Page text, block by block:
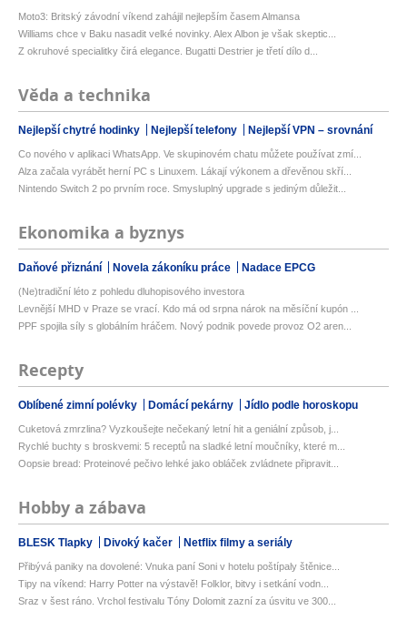
Moto3: Britský závodní víkend zahájil nejlepším časem Almansa
Williams chce v Baku nasadit velké novinky. Alex Albon je však skeptic...
Z okruhové specialitky čirá elegance. Bugatti Destrier je třetí dílo d...
Věda a technika
Nejlepší chytré hodinky Nejlepší telefony Nejlepší VPN – srovnání
Co nového v aplikaci WhatsApp. Ve skupinovém chatu můžete používat zmí...
Alza začala vyrábět herní PC s Linuxem. Lákají výkonem a dřevěnou skří...
Nintendo Switch 2 po prvním roce. Smysluplný upgrade s jediným důležit...
Ekonomika a byznys
Daňové přiznání Novela zákoníku práce Nadace EPCG
(Ne)tradiční léto z pohledu dluhopisového investora
Levnější MHD v Praze se vrací. Kdo má od srpna nárok na měsíční kupón ...
PPF spojila síly s globálním hráčem. Nový podnik povede provoz O2 aren...
Recepty
Oblíbené zimní polévky Domácí pekárny Jídlo podle horoskopu
Cuketová zmrzlina? Vyzkoušejte nečekaný letní hit a geniální způsob, j...
Rychlé buchty s broskvemi: 5 receptů na sladké letní moučníky, které m...
Oopsie bread: Proteinové pečivo lehké jako obláček zvládnete připravit...
Hobby a zábava
BLESK Tlapky Divoký kačer Netflix filmy a seriály
Přibývá paniky na dovolené: Vnuka paní Soni v hotelu poštípaly štěnice...
Tipy na víkend: Harry Potter na výstavě! Folklor, bitvy i setkání vodn...
Sraz v šest ráno. Vrchol festivalu Tóny Dolomit zazní za úsvitu ve 300...